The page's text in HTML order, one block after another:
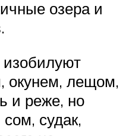
озера и
окунем, лещом,
и реже, но
судак,